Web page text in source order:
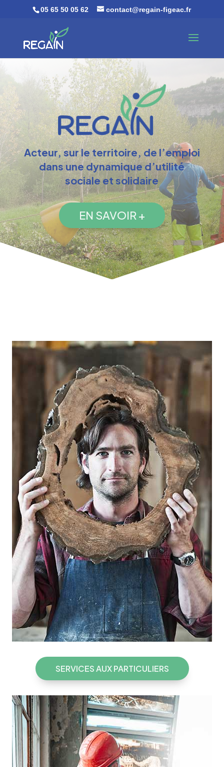
05 65 50 05 62 contact@regain-figeac.fr
Acteur, sur le territoire, de l’emploi
dans une dynamique d’utilité
sociale et solidaire
EN SAVOIR +
SERVICES AUX PARTICULIERS